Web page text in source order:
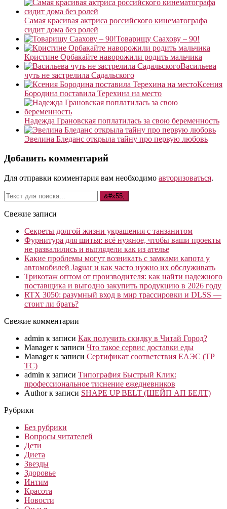
Самая красивая актриса российского кинематографа
сидит дома без ролей
Товарищу Саахову – 90!
Кристине Орбакайте наворожили родить мальчика
Васильева
чуть не застрелила Садальского
Ксения
Бородина поставила Терехина на место
Надежда Грановская поплатилась за свою беременность
Эвелина Бледанс открыла тайну про первую любовь
Добавить комментарий
Для отправки комментария вам необходимо авторизоваться.
Свежие записи
Секреты долгой жизни украшения с танзанитом
Фурнитура для шитья: всё нужное, чтобы ваши проекты
не развалились и выглядели как из ателье
Какие проблемы могут возникать с замками капота у
автомобилей Jaguar и как часто нужно их обслуживать
Трикотаж оптом от производителя: как найти надежного
поставщика и выгодно закупить продукцию в 2026 году
RTX 3050: разумный вход в мир трассировки и DLSS —
стоит ли брать?
Свежие комментарии
admin к записи Как получить скидку в Читай Город?
Managerк записи Что такое сервис доставки еды
Managerк записи Сертификат соответствия ЕАЭС (ТР
ТС)
admin к записи Типография Быстрый Клик:
профессиональное тиснение ежедневников
Authorк записи SHAPE UP BELT (ШЕЙП АП БЕЛТ)
Рубрики
Без рубрики
Вопросы читателей
Дети
Диета
Звезды
Здоровье
Интим
Красота
Новости